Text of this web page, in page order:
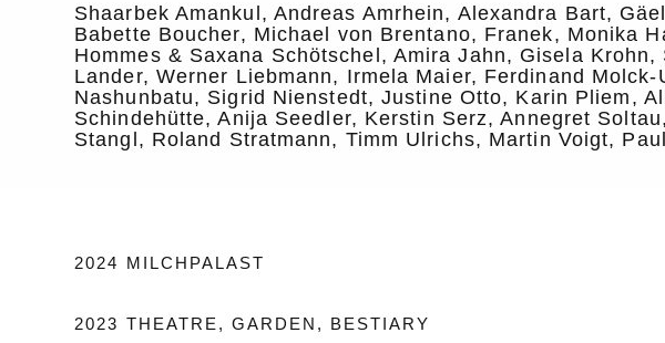
Shaarbek Amankul, Andreas Amrhein, Alexandra Bart,
Babette Boucher, Michael von Brentano, Franek, Monika
Hommes & Saxana Schötschel, Amira Jahn, Gisela Krohn,
Lander, Werner Liebmann, Irmela Maier, Ferdinand Molck-
Nashunbatu, Sigrid Nienstedt, Justine Otto, Karin Pliem,
Schindehütte, Anija Seedler, Kerstin Serz, Annegret
Stangl, Roland Stratmann, Timm Ulrichs, Martin Voigt,
2024 MILCHPALAST
2023 THEATRE, GARDEN, BESTIARY